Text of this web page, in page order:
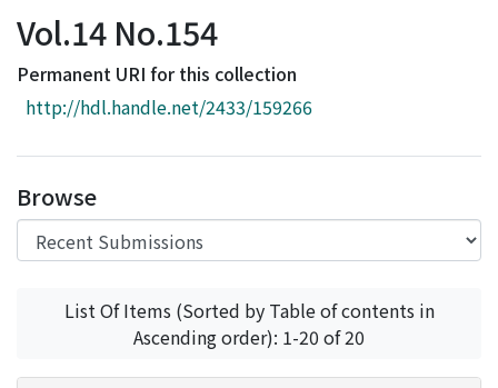
Browse
Download Ranking
Access Statistics
Vol.14 No.154
Permanent URI for this collection
http://hdl.handle.net/2433/159266
Browse
List Of Items (Sorted by Table of contents in
Ascending order): 1-20 of 20